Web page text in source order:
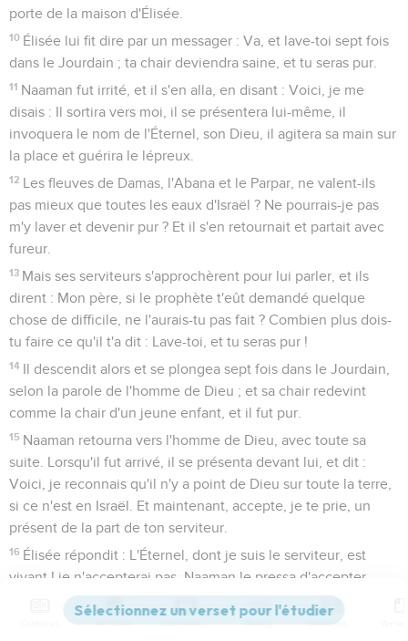
porte de la maison d'Élisée.
10 Élisée lui fit dire par un messager : Va, et lave-toi sept fois
dans le Jourdain ; ta chair deviendra saine, et tu seras pur.
11 Naaman fut irrité, et il s'en alla, en disant : Voici, je me
disais : Il sortira vers moi, il se présentera lui-même, il
invoquera le nom de l'Éternel, son Dieu, il agitera sa main sur
la place et guérira le lépreux.
12 Les fleuves de Damas, l'Abana et le Parpar, ne valent-ils
pas mieux que toutes les eaux d'Israël ? Ne pourrais-je pas
m'y laver et devenir pur ? Et il s'en retournait et partait avec
fureur.
13 Mais ses serviteurs s'approchèrent pour lui parler, et ils
dirent : Mon père, si le prophète t'eût demandé quelque
chose de difficile, ne l'aurais-tu pas fait ? Combien plus dois-
tu faire ce qu'il t'a dit : Lave-toi, et tu seras pur !
14 Il descendit alors et se plongea sept fois dans le Jourdain,
selon la parole de l'homme de Dieu ; et sa chair redevint
comme la chair d'un jeune enfant, et il fut pur.
15 Naaman retourna vers l'homme de Dieu, avec toute sa
suite. Lorsqu'il fut arrivé, il se présenta devant lui, et dit :
Voici, je reconnais qu'il n'y a point de Dieu sur toute la terre,
si ce n'est en Israël. Et maintenant, accepte, je te prie, un
présent de la part de ton serviteur.
16 Élisée répondit : L'Éternel, dont je suis le serviteur, est
vivant ! je n'accepterai pas. Naaman le pressa d'accepter,
mais il refusa.
Alors Naaman dit : Puisque tu refuses, permets que l'on
Versions Commentaires Strong